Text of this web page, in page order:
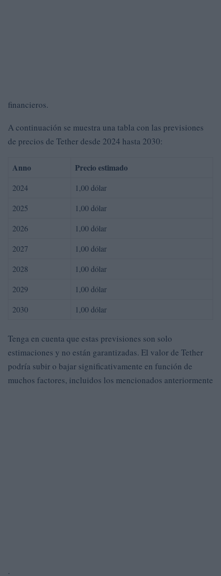
financieros.
A continuación se muestra una tabla con las previsiones
de precios de Tether desde 2024 hasta 2030:
Anno Precio estimado
2024
1,00 dólar
2025
1,00 dólar
2026
1,00 dólar
2027
1,00 dólar
2028
1,00 dólar
2029
1,00 dólar
2030
1,00 dólar
Tenga en cuenta que estas previsiones son solo
estimaciones y no están garantizadas. El valor de Tether
podría subir o bajar significativamente en función de
muchos factores, incluidos los mencionados anteriormente
.